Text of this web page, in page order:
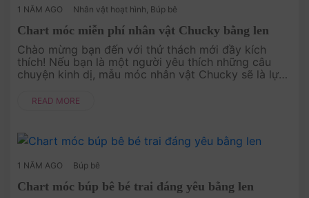
1 NĂM AGO Nhân vật hoạt hình Búp bê
Chart móc miễn phí nhân vật Chucky bằng len
Chào mừng bạn đến với thử thách mới đầy kích
thích! Nếu bạn là một người yêu thích những câu
chuyện kinh dị, mẫu móc nhân vật Chucky sẽ là lựa
sẽ tái hiện lại hình ản....
READ MORE
1 NĂM AGO Búp bê
Chart móc búp bê bé trai đáng yêu bằng len